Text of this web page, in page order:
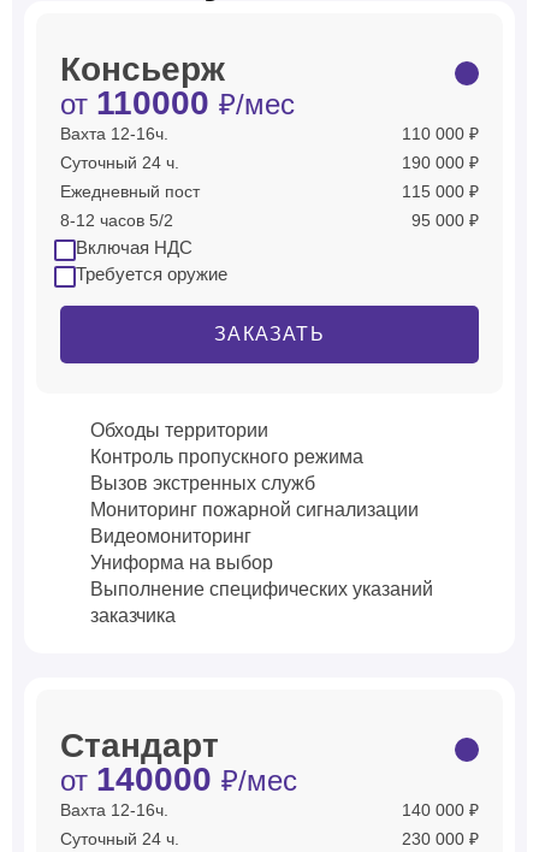
Консьерж
от 110000 ₽/мес
Вахта 12-16ч.
110 000 ₽
Суточный 24 ч.
190 000 ₽
Ежедневный пост
115 000 ₽
8-12 часов 5/2
95 000 ₽
Включая НДС
Требуется оружие
ЗАКАЗАТЬ
Обходы территории
Контроль пропускного режима
Вызов экстренных служб
Мониторинг пожарной сигнализации
Видеомониторинг
Униформа на выбор
Выполнение специфических указаний
заказчика
Стандарт
от 140000 ₽/мес
Вахта 12-16ч.
140 000 ₽
Суточный 24 ч.
230 000 ₽